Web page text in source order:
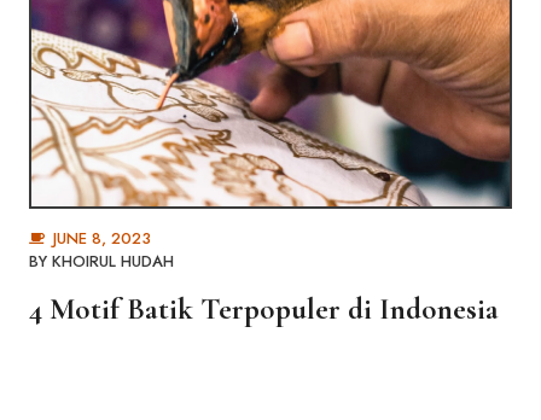
JUNE 8, 2023
BY KHOIRUL HUDAH
4 Motif Batik Terpopuler di Indonesia